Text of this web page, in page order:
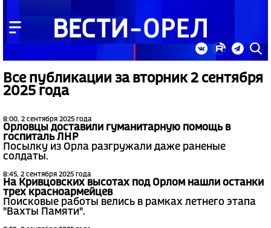
Все публикации за вторник 2 сентября
2025 года
8:00, 2 сентября 2025 года
Орловцы доставили гуманитарную помощь в
госпиталь ЛНР
Посылку из Орла разгружали даже раненые
солдаты.
8:45, 2 сентября 2025 года
На Кривцовских высотах под Орлом нашли останки
трех красноармейцев
Поисковые работы велись в рамках летнего этапа
"Вахты Памяти".